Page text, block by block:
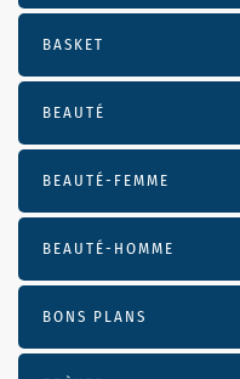
BASKET
BEAUTÉ
BEAUTÉ-FEMME
BEAUTÉ-HOMME
BONS PLANS